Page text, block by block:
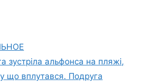
зустріла альфонса на пляжі,
що вплутався. Подруга